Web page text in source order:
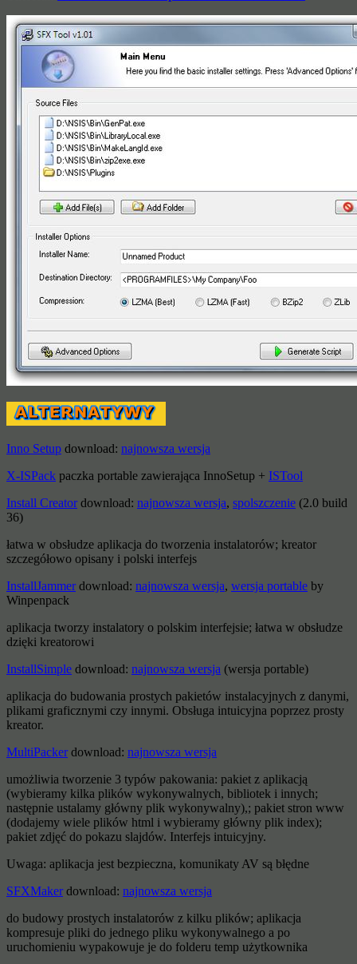
Inno Setup download: najnowsza wersja
X-ISPack paczka portable zawierająca InnoSetup + ISTool
Install Creatordownload: najnowsza wersja, spolszczenie (2.0 build
36)
łatwa w obsłudze aplikacja do tworzenia instalatorów; kreator
szczegółowo opisany i polski interfejs
InstallJammerdownload: najnowsza wersja, wersja portable by
Winpenpack
aplikacja tworzy instalatory o polskim interfejsie; łatwa w obsłudze
dzięki kreatorowi
InstallSimple download: najnowsza wersja (wersja portable)
aplikacja do budowania prostych pakietów instalacyjnych z danymi,
plikami graficznymi czy innymi. Obsługa intuicyjna poprzez prosty
kreator.
MultiPackerdownload: najnowsza wersja
umożliwia tworzenie 3 typów pakowania: pakiet z aplikacją
(wybieramy kilka plików wykonywalnych, bibliotek i innych;
następnie ustalamy główny plik wykonywalny),; pakiet stron www
(dodajemy wiele plików html i wybieramy główny plik index);
pakiet zdjęć do pokazu slajdów. Interfejs intuicyjny.
Uwaga: aplikacja jest bezpieczna, komunikaty AV są błędne
SFXMakerdownload: najnowsza wersja
do budowy prostych instalatorów z kilku plików; aplikacja
kompresuje pliki do jednego pliku wykonywalnego a po
uruchomieniu wypakowuje je do folderu temp użytkownika